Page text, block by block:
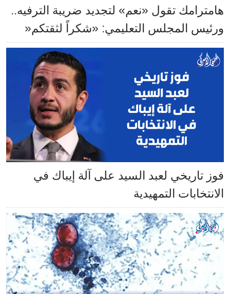
هامترامك تقول «نعم» لتجديد ضريبة الترفيه..
ورئيس المجلس التعليمي: «شكراً لثقتكم«
فوز تاريخي لعبد السيد على آلة إيباك في
الانتخابات التمهيدية